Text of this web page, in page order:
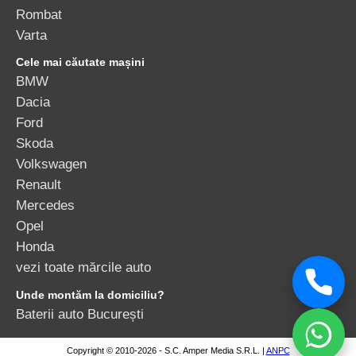
Rombat
Varta
Cele mai căutate mașini
BMW
Dacia
Ford
Skoda
Volkswagen
Renault
Mercedes
Opel
Honda
vezi toate mărcile auto
Unde montăm la domiciliu?
Baterii auto București
Copyright © 2010-2026 - S.C. Amper Media S.R.L. | ANPC